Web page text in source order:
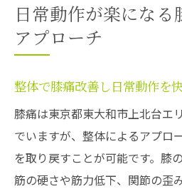
日常動作が楽にな
アプローチ
整体で膝痛改善し日常動作を
膝痛は東京都東大和市上北台エ
でいますが、整体によるアプロ
を取り戻すことが可能です。膝
筋の硬さや筋力低下、関節の歪